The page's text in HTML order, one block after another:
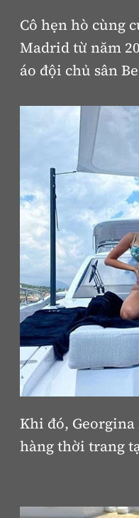
Cô hẹn hò cùng
Madrid từ năm
áo đội chủ sân
Khi đó,
hàng thời trang